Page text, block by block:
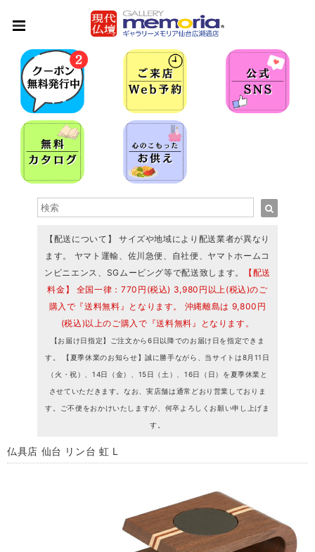
【配送について】 サイズや地域により配送業者が異なり
ます。 ヤマト運輸、佐川急便、自社便、ヤマトホームコ
ンビニエンス、SGムービング等で配送致します。
【配送
料金】 全国一律：770円(税込) 3,980円以上(税込)のご
購入で『送料無料』となります。 沖縄離島は 9,800円
(税込)以上のご購入で『送料無料』となります。
【お届け日指定】ご注文から6日以降でのお届け日を指定できま
す。 【夏季休業のお知らせ】誠に勝手ながら、当サイトは8月11日
（火・祝）、14日（金）、15日（土）、16日（日）を夏季休業と
させていただきます。なお、実店舗は通常どおり営業しておりま
す。ご不便をおかけいたしますが、何卒よろしくお願い申し上げま
す。
仏具店 仙台 リン台 虹 L